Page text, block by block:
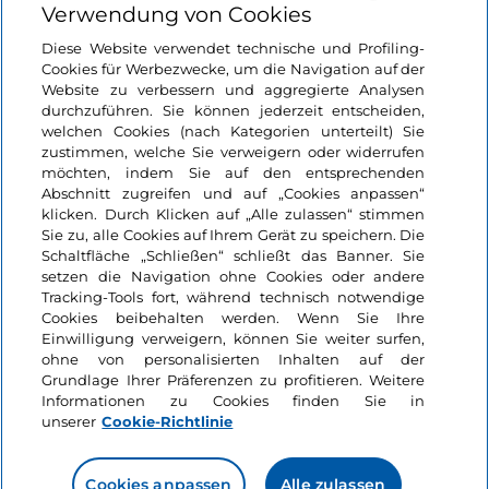
Login
Bleiben wir in Kontakt
Verwendung von Cookies
Diese Website verwendet technische und Profiling-
Cookies für Werbezwecke, um die Navigation auf der
Website zu verbessern und aggregierte Analysen
durchzuführen. Sie können jederzeit entscheiden,
welchen Cookies (nach Kategorien unterteilt) Sie
zustimmen, welche Sie verweigern oder widerrufen
möchten, indem Sie auf den entsprechenden
Abschnitt zugreifen und auf „Cookies anpassen“
klicken. Durch Klicken auf „Alle zulassen“ stimmen
Sie zu, alle Cookies auf Ihrem Gerät zu speichern. Die
Schaltfläche „Schließen“ schließt das Banner. Sie
setzen die Navigation ohne Cookies oder andere
Tracking-Tools fort, während technisch notwendige
Cookies beibehalten werden. Wenn Sie Ihre
Einwilligung verweigern, können Sie weiter surfen,
ohne von personalisierten Inhalten auf der
Grundlage Ihrer Präferenzen zu profitieren. Weitere
Informationen zu Cookies finden Sie in
unserer Cookie-Richtlinie
Cookies anpassen Alle zulassen